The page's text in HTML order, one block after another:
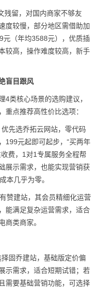
残留，对国内商家不够友
度较慢，部分地区需借助加
元（年均3588元），优质插
较高，操作难度较高，新手
盲目跟风
4类核心场景的选购建议，
重点推荐高性价比选项：
先选乔拓云网站，零代码
199元起即可起步，“买两年
费，1对1专属服务全程帮
展示需求，也能实现营销获
本几乎为零。
赞建站，其会员精细化运营
能满足复杂运营需求，适合
商类商家。
固乔建站，基础版定价偏
示需求，适合短期试错；若
需要基础营销功能，可选择